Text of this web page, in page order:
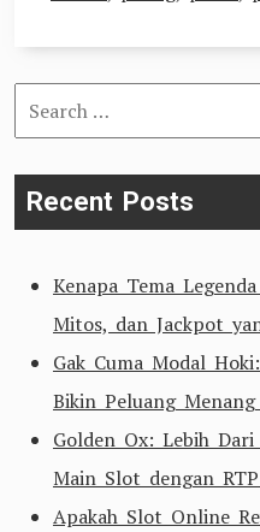
Search
for:
Recent Posts
Kenapa Tema
Mitos, dan Jackpot
Gak Cuma Modal
Bikin Peluang
Golden Ox: Lebih
Main Slot dengan
Apakah Slot Online